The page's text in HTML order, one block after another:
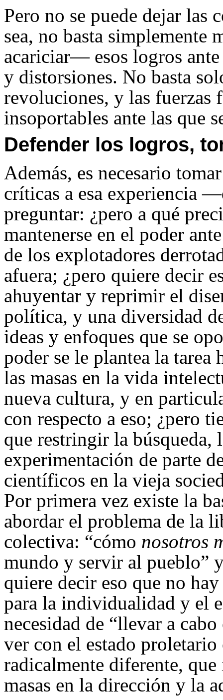
Pero no se puede dejar las
sea, no basta
acariciar— esos logros
y distorsiones. No basta
revoluciones, y las fuerzas
insoportables ante las que
Defender los logros,
Además, es necesario
críticas a esa experiencia
preguntar: ¿pero a qué
mantenerse en el poder
de los explotadores
afuera; ¿pero quiere decir
ahuyentar y reprimir el
política, y una diversidad
ideas y enfoques que se
poder se le plantea la
las masas en la vida
nueva cultura, y en
con respecto a eso; ¿pero
que restringir la búsqueda,
experimentación de parte
científicos en la vieja
Por primera vez existe la
abordar el problema de la
colectiva: “cómo nosotros
mundo y servir al pueblo”
quiere decir eso que no
para la individualidad y el
necesidad de “llevar a
ver con el estado
radicalmente diferente,
masas en la dirección y la